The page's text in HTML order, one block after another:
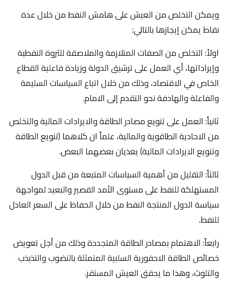
ويمكن التخلص من العيش على هامش النفط من خلال عدة
نقاط يمكن إيجازها بالتالي:
اولاً: التخلص من الصفات المتلازمة والملاصقة للثروة النفطية
وإيراداتها، أي العمل على ترشيق الدولة وزيادة فاعلية القطاع
الخاص في الاقتصاد، وذلك من خلال اتباع السياسات السليمة
والفاعلة والهادفة نحو التقدم إلى الامام.
ثانياً: العمل على تنويع مصادر الطاقة والايرادات المالية والتخلص
من الاحادية الطاقوية والمالية، علماً ان كلاهما (تنويع الطاقة
وتنويع الايرادات المالية) يغذيان بعضهما البعض.
ثالثاً: التقليل من أهمية السياسات المتبعة من قبل الدول
المستهلكة للنفط على مستوى الأمد القصير والبعيد لمواجهة
سياسة الدول المنتجة النفط من خلال الحفاظ على السعر العادل
للنفط.
رابعاً: الاهتمام بمصادر الطاقة المتجددة وذلك من أجل تعويض
خصائص الطاقة الاحفورية السلبية المتمثلة بالنضوب والتذبذب
والتلوث، وهذا ما يحقق العيش المستقر.